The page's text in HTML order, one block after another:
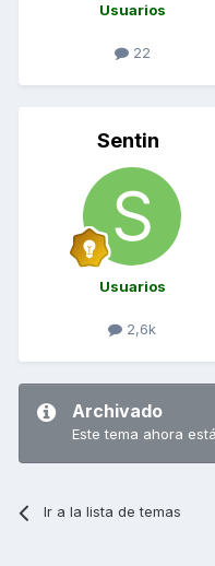
Usuarios
22
Sentin
Usuarios
2,6k
Archivado
Este tema ahora
Ir a la lista de temas